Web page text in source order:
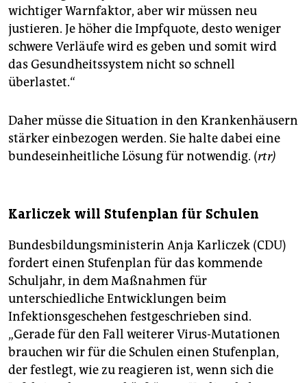
wichtiger Warnfaktor, aber wir müssen neu
justieren. Je höher die Impfquote, desto weniger
schwere Verläufe wird es geben und somit wird
das Gesundheitssystem nicht so schnell
überlastet.“
Daher müsse die Situation in den Krankenhäusern
stärker einbezogen werden. Sie halte dabei eine
bundeseinheitliche Lösung für notwendig. (rtr)
Karliczek will Stufenplan für Schulen
Bundesbildungsministerin Anja Karliczek (CDU)
fordert einen Stufenplan für das kommende
Schuljahr, in dem Maßnahmen für
unterschiedliche Entwicklungen beim
Infektionsgeschehen festgeschrieben sind.
„Gerade für den Fall weiterer Virus-Mutationen
brauchen wir für die Schulen einen Stufenplan,
der festlegt, wie zu reagieren ist, wenn sich die